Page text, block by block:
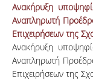
Ανακήρυξη
Αναπληρωτή
Επιχειρήσεων της
Ανακήρυξη
Αναπληρωτή
Επιχειρήσεων της